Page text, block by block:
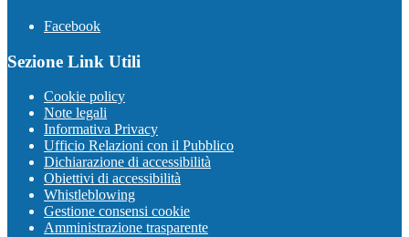
Facebook
Sezione Link Utili
Cookie policy
Note legali
Informativa Privacy
Ufficio Relazioni con il Pubblico
Dichiarazione di accessibilità
Obiettivi di accessibilità
Whistleblowing
Gestione consensi cookie
Amministrazione trasparente